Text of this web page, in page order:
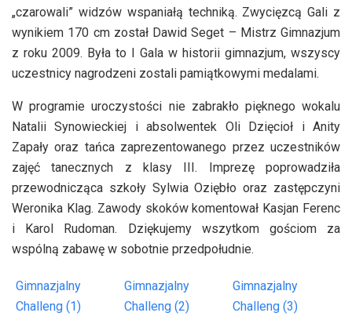
„czarowali” widzów wspaniałą techniką. Zwycięzcą Gali z
wynikiem 170 cm został Dawid Seget – Mistrz Gimnazjum
z roku 2009. Była to I Gala w historii gimnazjum, wszyscy
uczestnicy nagrodzeni zostali pamiątkowymi medalami.
W programie uroczystości nie zabrakło pięknego wokalu
Natalii Synowieckiej i absolwentek Oli Dzięcioł i Anity
Zapały oraz tańca zaprezentowanego przez uczestników
zajęć tanecznych z klasy III. Imprezę poprowadziła
przewodnicząca szkoły Sylwia Oziębło oraz zastępczyni
Weronika Klag. Zawody skoków komentował Kasjan Ferenc
i Karol Rudoman. Dziękujemy wszytkom gościom za
wspólną zabawę w sobotnie przedpołudnie.
Gimnazjalny
Challeng (1)
Gimnazjalny
Challeng (2)
Gimnazjalny
Challeng (3)